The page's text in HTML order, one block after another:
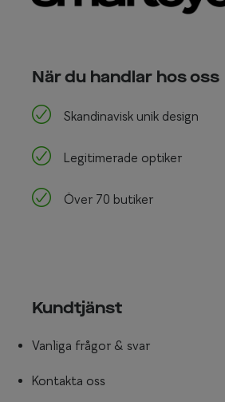
När du handlar hos oss
Skandinavisk unik design
Legitimerade optiker
Över 70 butiker
Kundtjänst
Vanliga frågor & svar
Kontakta oss